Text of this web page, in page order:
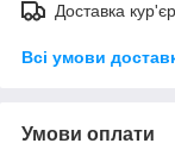
Доставка
Всі умови
Умови оплати